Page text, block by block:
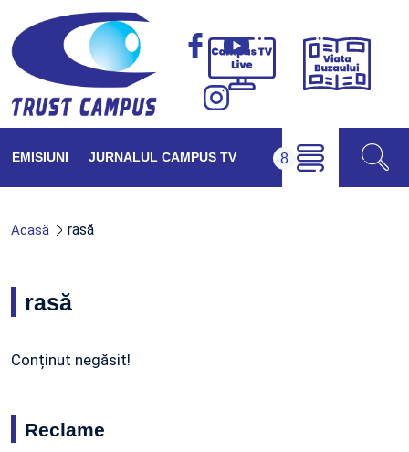
Campus
Viața
EMISIUNI JURNALUL CAMPUS TV
Acasă rasă
rasă
Conținut negăsit!
Reclame